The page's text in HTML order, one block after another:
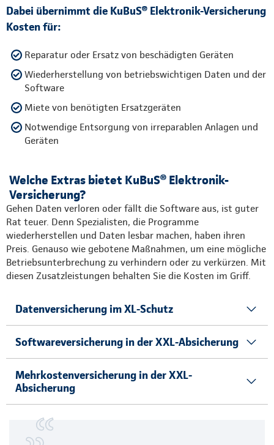
Dabei übernimmt die KuBuS® Elektronik-Versicherung
Kosten für:
Reparatur oder Ersatz von beschädigten Geräten
Wiederherstellung von betriebswichtigen Daten und der
Software
Miete von benötigten Ersatzgeräten
Notwendige Entsorgung von irreparablen Anlagen und
Geräten
Welche Extras bietet KuBuS® Elektronik-
Versicherung?
Gehen Daten verloren oder fällt die Software aus, ist guter
Rat teuer. Denn Spezialisten, die Programme
wiederherstellen und Daten lesbar machen, haben ihren
Preis. Genauso wie gebotene Maßnahmen, um eine mögliche
Betriebsunterbrechung zu verhindern oder zu verkürzen. Mit
diesen Zusatzleistungen behalten Sie die Kosten im Griff.
Datenversicherung im XL-Schutz
Softwareversicherung in der XXL-Absicherung
Mehrkostenversicherung in der XXL-
Absicherung